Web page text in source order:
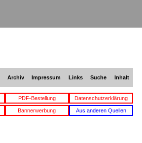
Archiv Impressum Links Suche Inhalt
PDF-Bestellung Datenschutzerklärung
Bannerwerbung Aus anderen Quellen